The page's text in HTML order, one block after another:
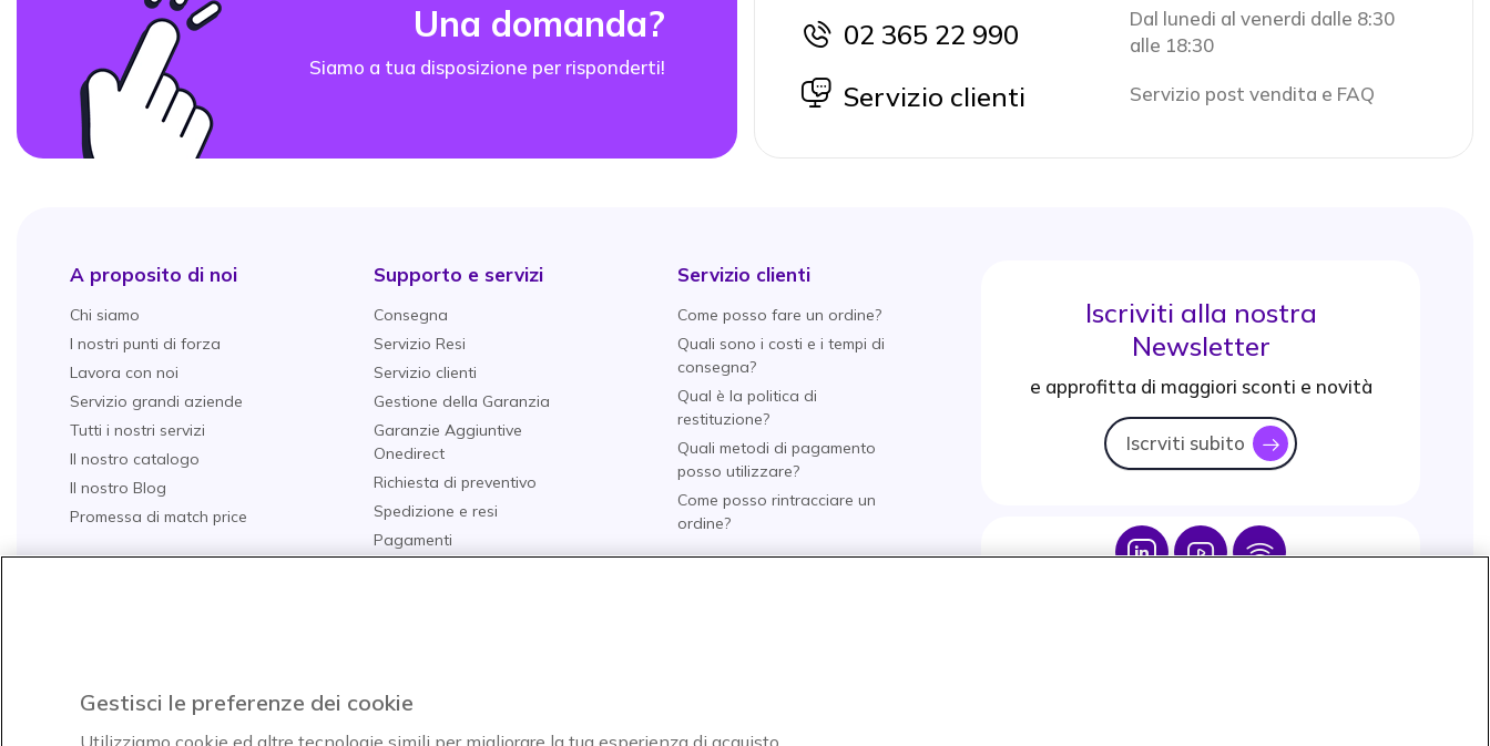
Una domanda?
Siamo a tua disposizione per risponderti!
icon
02 365 22 990
Dal lunedi al venerdi dalle 8:30
alle 18:30
icon
Servizio clienti Servizio post vendita e FAQ
A proposito di noi
Chi siamo
I nostri punti di forza
Lavora con noi
Servizio grandi aziende
Tutti i nostri servizi
Il nostro catalogo
Il nostro Blog
Promessa di match price
Supporto e servizi
Consegna
Servizio Resi
Servizio clienti
Gestione della Garanzia
Garanzie Aggiuntive
Onedirect
Richiesta di preventivo
Spedizione e resi
Pagamenti
Servizio clienti
Come posso fare un ordine?
Quali sono i costi e i tempi di
consegna?
Qual è la politica di
restituzione?
Quali metodi di pagamento
posso utilizzare?
Come posso rintracciare un
ordine?
Iscriviti alla nostra
Newsletter
e approfitta di maggiori sconti e novità
Iscrviti subito icon
Icon IconIcon
Gestisci le preferenze dei cookie
Utilizziamo cookie ed altre tecnologie simili per migliorare la tua esperienza di acquisto,